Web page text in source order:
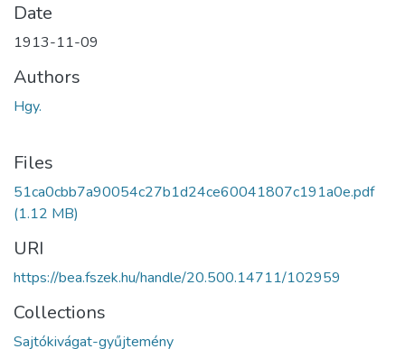
Date
1913-11-09
Authors
Hgy.
Files
51ca0cbb7a90054c27b1d24ce60041807c191a0e.pdf
(1.12 MB)
URI
https://bea.fszek.hu/handle/20.500.14711/102959
Collections
Sajtókivágat-gyűjtemény